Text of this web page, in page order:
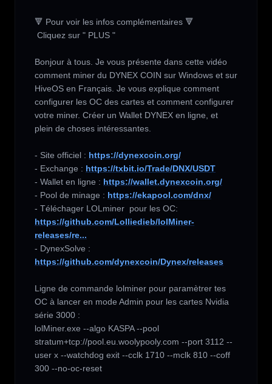
🔻 Pour voir les infos complémentaires 🔻
Bonjour à tous. Je vous présente dans cette vidéo
comment miner du DYNEX COIN sur Windows et sur
HiveOS en Français. Je vous explique comment
configurer les OC des cartes et comment configurer
votre miner. Créer un Wallet DYNEX en ligne, et
plein de choses intéressantes.
- Site officiel : https://dynexcoin.org/
- Exchange : https://txbit.io/Trade/DNX/USDT
- Wallet en ligne : https://wallet.dynexcoin.org/
- Pool de minage : https://ekapool.com/dnx/
https://github.com/Lolliedieb/lolMiner-
releases/re...
https://github.com/dynexcoin/Dynex/releases
Ligne de commande lolminer pour paramètrer tes
OC à lancer en mode Admin pour les cartes Nvidia
série 3000 :
lolMiner.exe --algo KASPA --pool
stratum+tcp://pool.eu.woolypooly.com --port 3112 --
user x --watchdog exit --cclk 1710 --mclk 810 --coff
300 --no-oc-reset